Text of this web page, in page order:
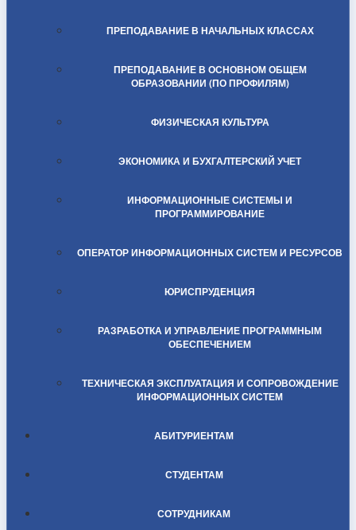
ПРЕПОДАВАНИЕ В НАЧАЛЬНЫХ КЛАССАХ
ПРЕПОДАВАНИЕ В ОСНОВНОМ ОБЩЕМ
ОБРАЗОВАНИИ (ПО ПРОФИЛЯМ)
ФИЗИЧЕСКАЯ КУЛЬТУРА
ЭКОНОМИКА И БУХГАЛТЕРСКИЙ УЧЕТ
ИНФОРМАЦИОННЫЕ СИСТЕМЫ И
ПРОГРАММИРОВАНИЕ
ОПЕРАТОР ИНФОРМАЦИОННЫХ СИСТЕМ И РЕСУРСОВ
ЮРИСПРУДЕНЦИЯ
РАЗРАБОТКА И УПРАВЛЕНИЕ ПРОГРАММНЫМ
ОБЕСПЕЧЕНИЕМ
ТЕХНИЧЕСКАЯ ЭКСПЛУАТАЦИЯ И СОПРОВОЖДЕНИЕ
ИНФОРМАЦИОННЫХ СИСТЕМ
АБИТУРИЕНТАМ
СТУДЕНТАМ
СОТРУДНИКАМ